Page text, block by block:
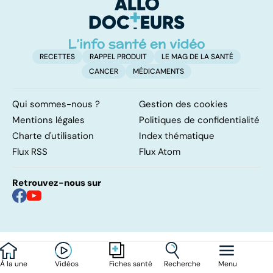
À la une Vidéos Fiches santé Recherche Menu
RECETTES RAPPEL PRODUIT
LE MAG DE LA SANTÉ
CANCER
MÉDICAMENTS
Qui sommes-nous ?
Gestion des cookies
Mentions légales
Politiques de confidentialité
Charte d'utilisation
Index thématique
Flux RSS
Flux Atom
Retrouvez-nous sur